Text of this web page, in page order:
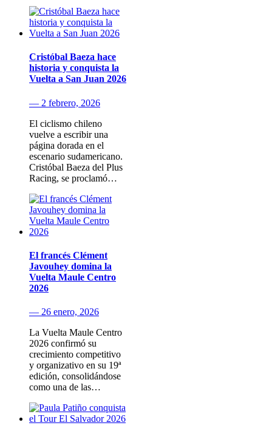
Cristóbal Baeza hace
historia y conquista la
Vuelta a San Juan 2026
— 2 febrero, 2026
El ciclismo chileno
vuelve a escribir una
página dorada en el
escenario sudamericano.
Cristóbal Baeza del Plus
Racing, se proclamó…
El francés Clément
Javouhey domina la
Vuelta Maule Centro
2026
— 26 enero, 2026
La Vuelta Maule Centro
2026 confirmó su
crecimiento competitivo
y organizativo en su 19ª
edición, consolidándose
como una de las…